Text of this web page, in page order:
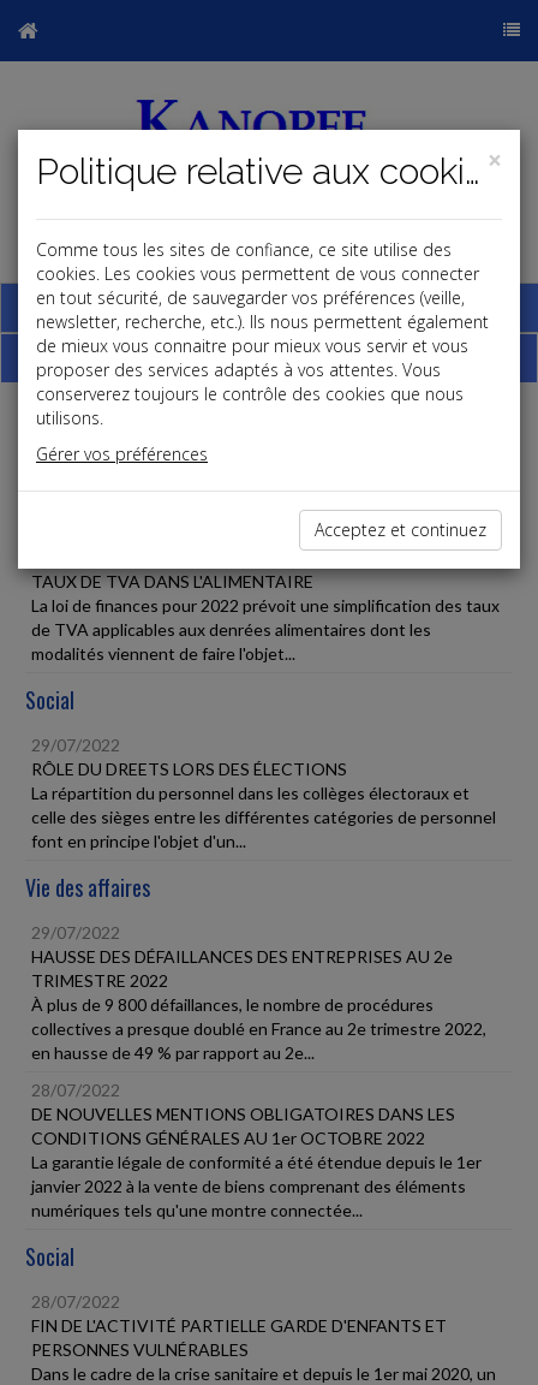
Base documentaire
Dépêches
Liste des dernières dépêches
TAUX DE TVA DANS L'ALIMENTAIRE
La loi de finances pour 2022 prévoit une simplification des taux
de TVA applicables aux denrées alimentaires dont les
modalités viennent de faire l'objet...
Social
29/07/2022
RÔLE DU DREETS LORS DES ÉLECTIONS
La répartition du personnel dans les collèges électoraux et
celle des sièges entre les différentes catégories de personnel
font en principe l'objet d'un...
Vie des affaires
29/07/2022
HAUSSE DES DÉFAILLANCES DES ENTREPRISES AU 2e
TRIMESTRE 2022
À plus de 9 800 défaillances, le nombre de procédures
collectives a presque doublé en France au 2e trimestre 2022,
en hausse de 49 % par rapport au 2e...
28/07/2022
DE NOUVELLES MENTIONS OBLIGATOIRES DANS LES
CONDITIONS GÉNÉRALES AU 1er OCTOBRE 2022
La garantie légale de conformité a été étendue depuis le 1er
janvier 2022 à la vente de biens comprenant des éléments
numériques tels qu'une montre connectée...
Social
28/07/2022
FIN DE L'ACTIVITÉ PARTIELLE GARDE D'ENFANTS ET
PERSONNES VULNÉRABLES
Dans le cadre de la crise sanitaire et depuis le 1er mai 2020, un
×
Politique relative aux cookies
Comme tous les sites de confiance, ce site utilise des
cookies. Les cookies vous permettent de vous connecter
en tout sécurité, de sauvegarder vos préférences (veille,
newsletter, recherche, etc.). Ils nous permettent également
de mieux vous connaitre pour mieux vous servir et vous
proposer des services adaptés à vos attentes. Vous
conserverez toujours le contrôle des cookies que nous
utilisons.
Gérer vos préférences
Acceptez et continuez